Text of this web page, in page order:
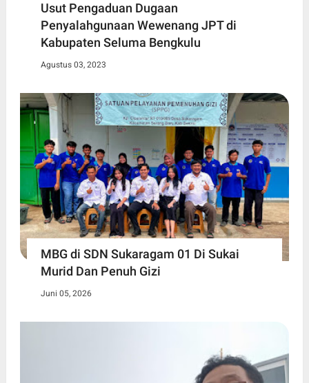
Usut Pengaduan Dugaan
Penyalahgunaan Wewenang JPT di
Kabupaten Seluma Bengkulu
Agustus 03, 2023
MBG di SDN Sukaragam 01 Di Sukai
Murid Dan Penuh Gizi
Juni 05, 2026